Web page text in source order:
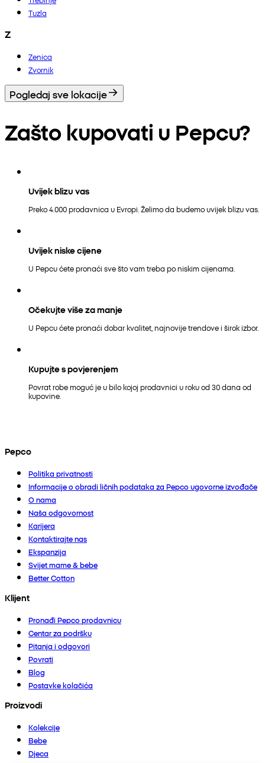
Tuzla
Z
Zenica
Zvornik
Pogledaj sve lokacije
Zašto kupovati u Pepcu?
Uvijek blizu vas
Preko 4.000 prodavnica u Evropi. Želimo da budemo uvijek blizu vas.
Uvijek niske cijene
U Pepcu ćete pronaći sve što vam treba po niskim cijenama.
Očekujte više za manje
U Pepcu ćete pronaći dobar kvalitet, najnovije trendove i širok izbor.
Kupujte s povjerenjem
Povrat robe moguć je u bilo kojoj prodavnici u roku od 30 dana od
kupovine.
Pepco
Politika privatnosti
Informacije o obradi ličnih podataka za Pepco ugovorne izvođače
O nama
Naša odgovornost
Karijera
Kontaktirajte nas
Ekspanzija
Svijet mame & bebe
Better Cotton
Klijent
Pronađi Pepco prodavnicu
Centar za podršku
Pitanja i odgovori
Povrati
Blog
Postavke kolačića
Proizvodi
Kolekcije
Bebe
Djeca